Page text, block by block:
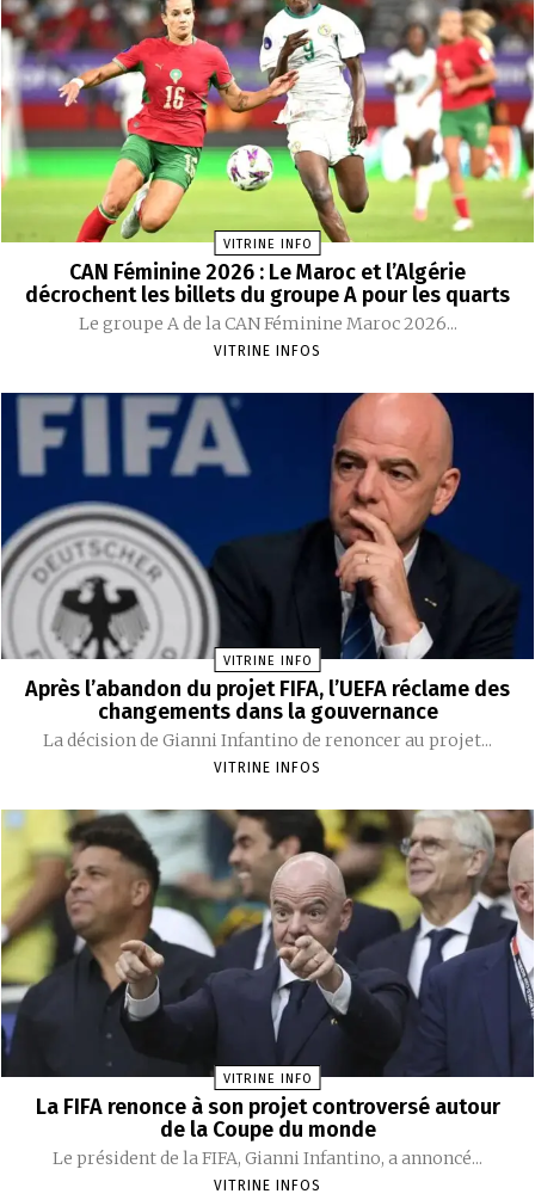
VITRINE INFO
CAN Féminine 2026 : Le Maroc et l’Algérie
décrochent les billets du groupe A pour les quarts
Le groupe A de la CAN Féminine Maroc 2026...
VITRINE INFOS
VITRINE INFO
Après l’abandon du projet FIFA, l’UEFA réclame des
changements dans la gouvernance
La décision de Gianni Infantino de renoncer au projet...
VITRINE INFOS
VITRINE INFO
La FIFA renonce à son projet controversé autour
de la Coupe du monde
Le président de la FIFA, Gianni Infantino, a annoncé...
VITRINE INFOS